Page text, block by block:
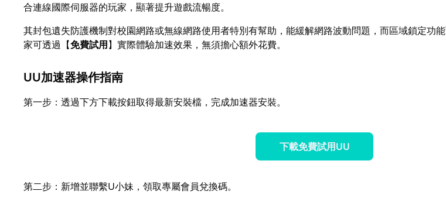
合連線國際伺服器的玩家，顯著提升遊戲流暢度。
其封包遺失防護機制對校園網路或無線網路使用者特別有幫助，能緩解網路波動問題，而區域鎖定功
家可透過【免費試用 】實際體驗加速效果，無須擔心額外花費。
UU加速器操作指南
第一步：透過下方下載按鈕取得最新安裝檔，完成加速器安裝。
下載免費試用UU
第二步：新增並聯繫U小妹，領取專屬會員兌換碼。